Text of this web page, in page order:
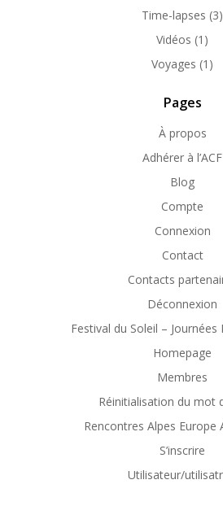
Time-lapses (3)
Vidéos (1)
Voyages (1)
Pages
À propos
Adhérer à l’ACF
Blog
Compte
Connexion
Contact
Contacts
Déconnexion
Festival du Soleil – Journées
Homepage
Membres
Réinitialisation du mot
Rencontres Alpes Europe
S’inscrire
Utilisateur/